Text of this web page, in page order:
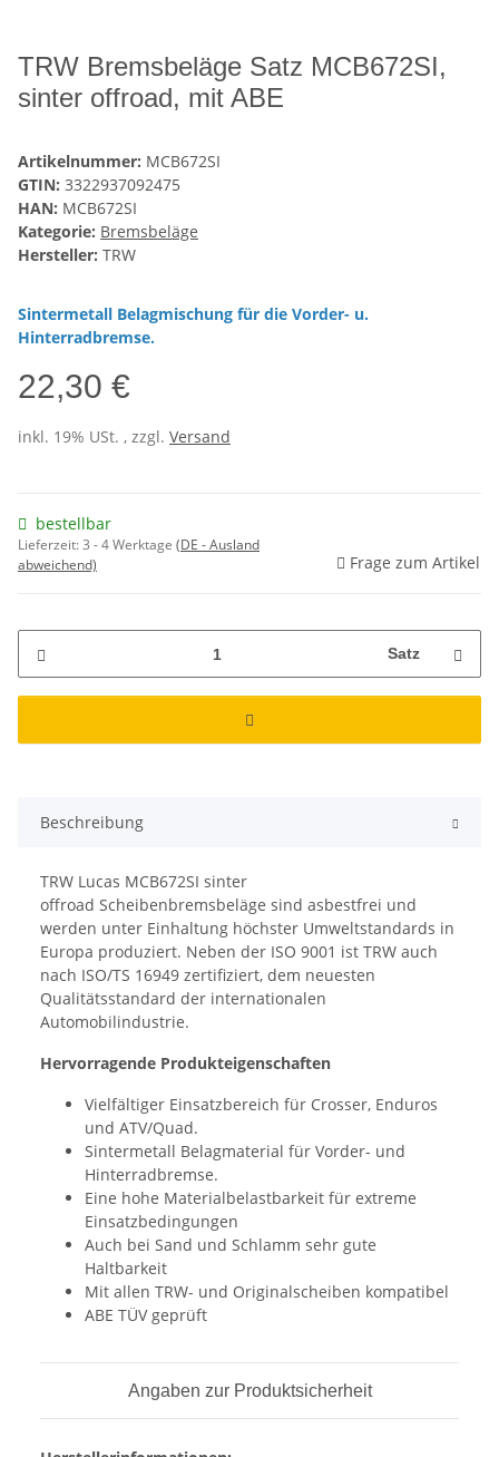
TRW Bremsbeläge Satz MCB672SI,
sinter offroad, mit ABE
Artikelnummer: MCB672SI
GTIN: 3322937092475
HAN: MCB672SI
Kategorie: Bremsbeläge
Hersteller: TRW
Sintermetall Belagmischung für die Vorder- u.
Hinterradbremse.
22,30 €
inkl. 19% USt. , zzgl. Versand
bestellbar
Lieferzeit:3 - 4 Werktage (DE - Ausland
abweichend)
Frage zum Artikel
Satz
Beschreibung
TRW Lucas MCB672SI sinter
offroad Scheibenbremsbeläge sind asbestfrei und
werden unter Einhaltung höchster Umweltstandards in
Europa produziert. Neben der ISO 9001 ist TRW auch
nach ISO/TS 16949 zertifiziert, dem neuesten
Qualitätsstandard der internationalen
Automobilindustrie.
Hervorragende Produkteigenschaften
Vielfältiger Einsatzbereich für Crosser, Enduros
und ATV/Quad.
Sintermetall Belagmaterial für Vorder- und
Hinterradbremse.
Eine hohe Materialbelastbarkeit für extreme
Einsatzbedingungen
Auch bei Sand und Schlamm sehr gute
Haltbarkeit
Mit allen TRW- und Originalscheiben kompatibel
ABE TÜV geprüft
Angaben zur Produktsicherheit